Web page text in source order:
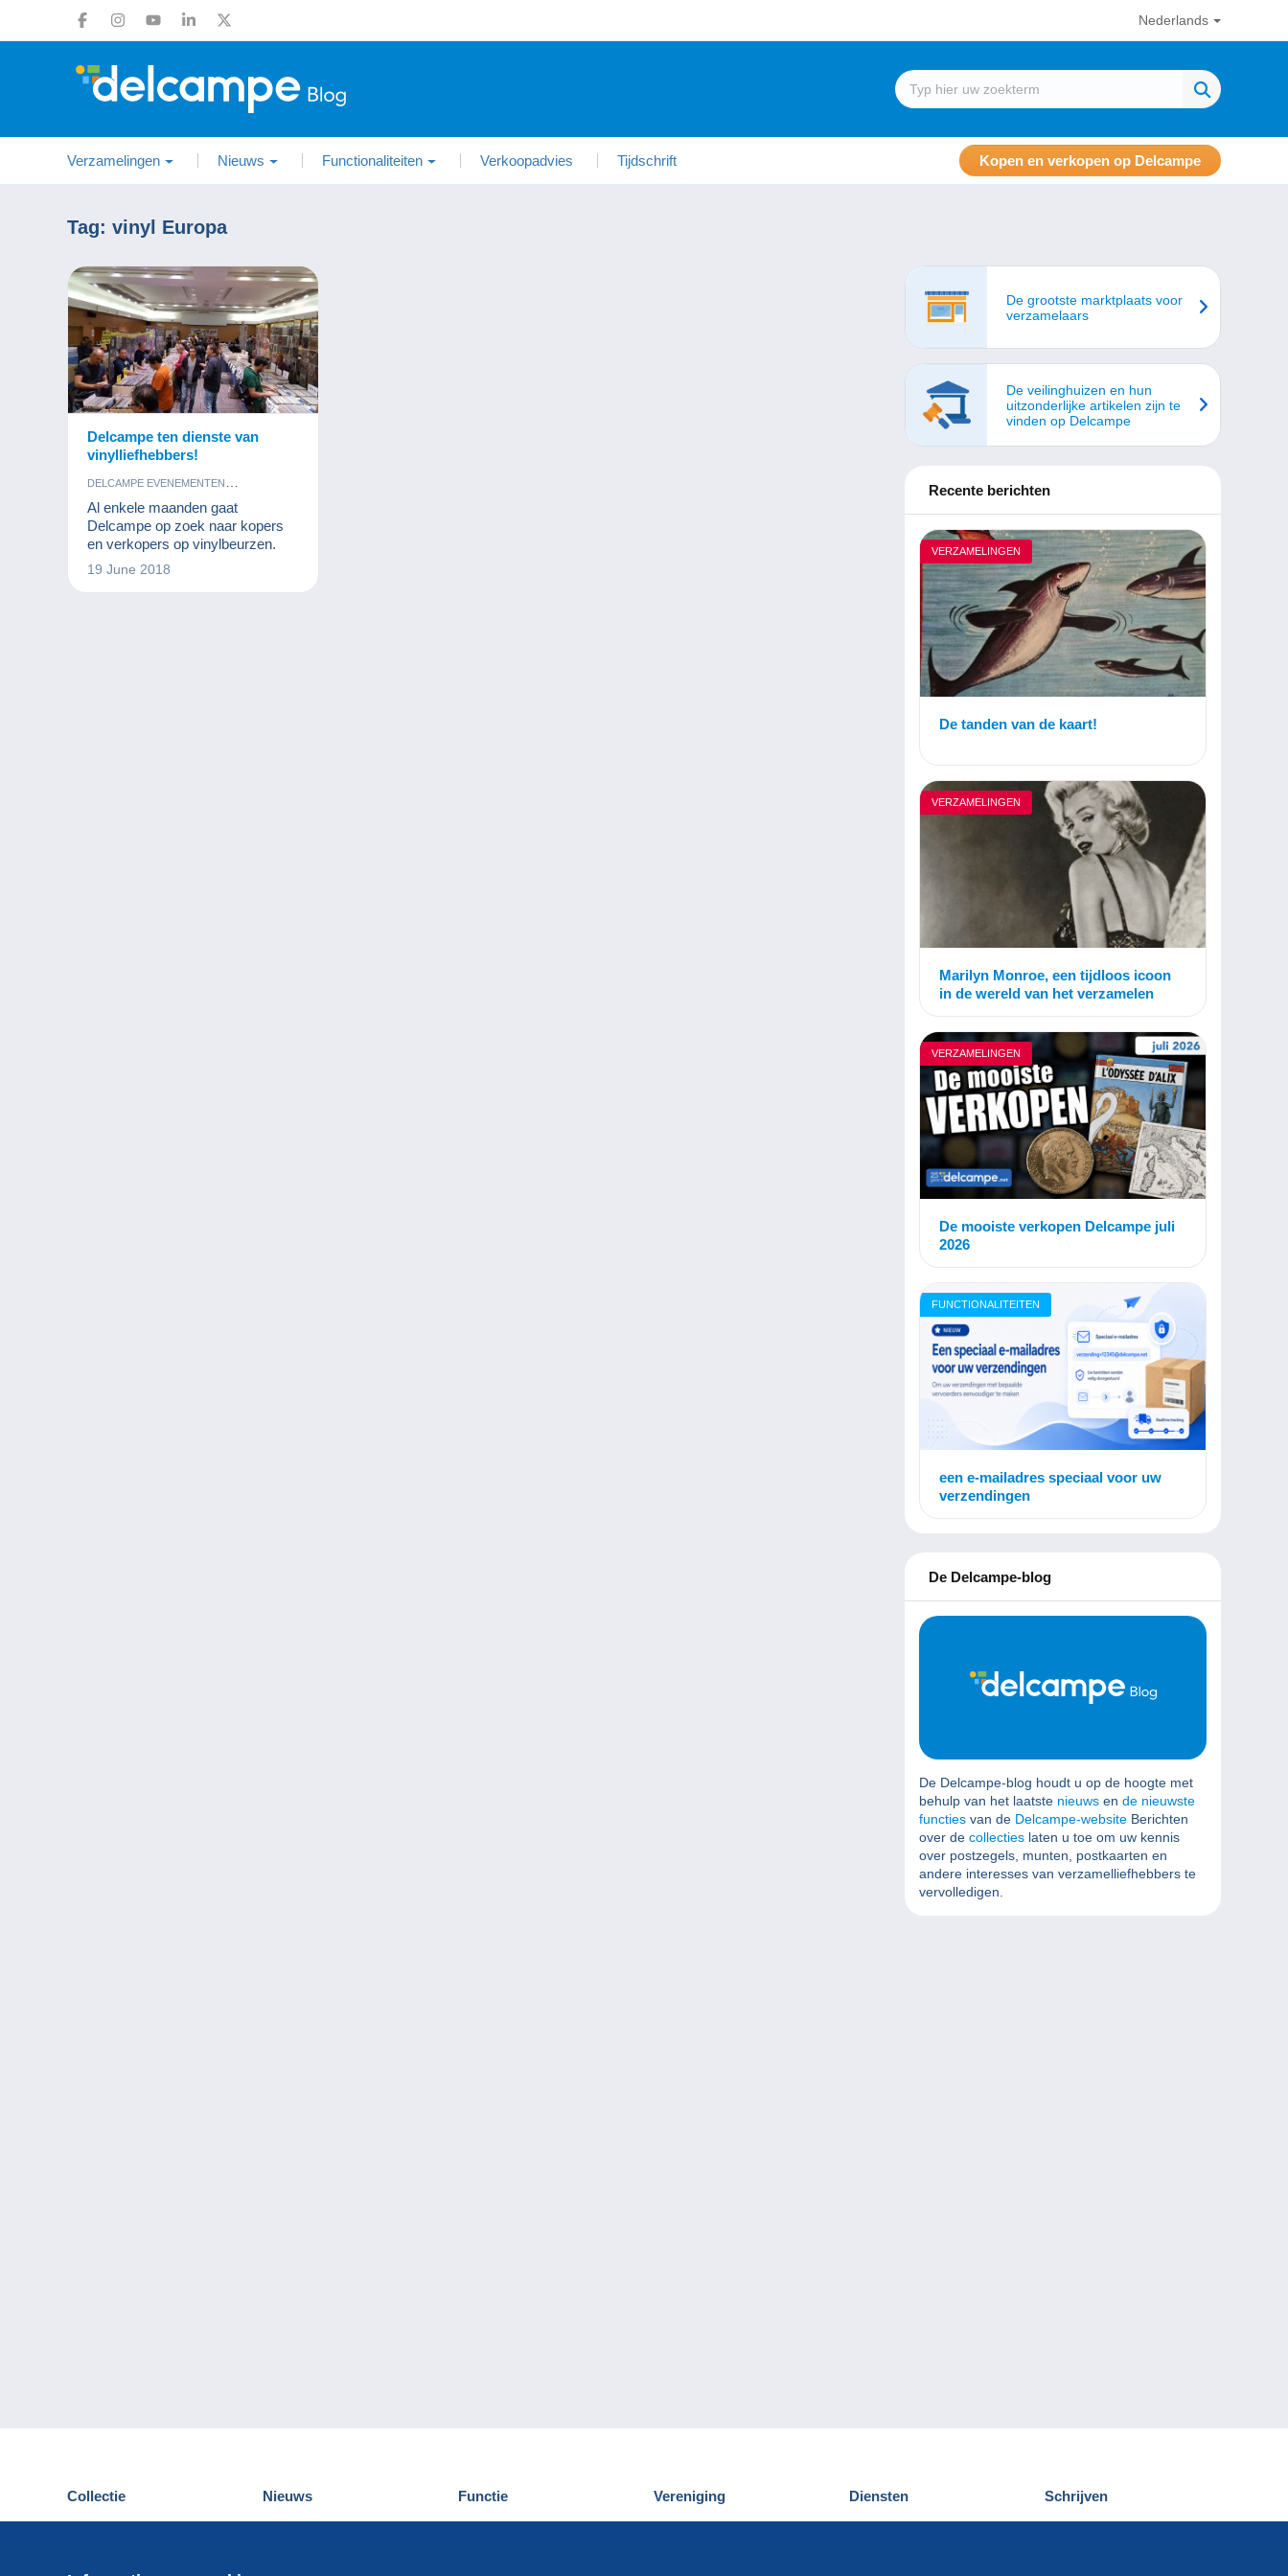
Nederlands
Verzamelingen Nieuws Functionaliteiten Verkoopadvies Tijdschrift Kopen en verkopen op Delcampe
Tag: vinyl Europa
Delcampe ten dienste van
vinylliefhebbers!
DELCAMPE EVENEMENTEN
VINYLPLATEN
Al enkele maanden gaat
Delcampe op zoek naar kopers
en verkopers op vinylbeurzen.
19 June 2018
De grootste marktplaats voor
verzamelaars
De veilinghuizen en hun
uitzonderlijke artikelen zijn te
vinden op Delcampe
Recente berichten
VERZAMELINGEN
De tanden van de kaart!
VERZAMELINGEN
Marilyn Monroe, een tijdloos icoon
in de wereld van het verzamelen
VERZAMELINGEN
De mooiste verkopen Delcampe juli
2026
FUNCTIONALITEITEN
een e-mailadres speciaal voor uw
verzendingen
De Delcampe-blog
De Delcampe-blog houdt u op de hoogte met
behulp van het laatste nieuws en de nieuwste
functies van de Delcampe-website Berichten
over de collecties laten u toe om uw kennis
over postzegels, munten, postkaarten en
andere interesses van verzamelliefhebbers te
vervolledigen.
Collectie
Postkaarten
Nieuws
Delcampe Evenementen
Functie
Nieuwigheden
Vereniging
Wie zijn wij
Diensten
Delcampe ontdekken
Schrijven